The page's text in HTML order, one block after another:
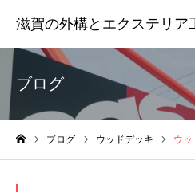
滋賀の外構とエクステリア
ブログ
ブログ ウッドデッキ ウッド